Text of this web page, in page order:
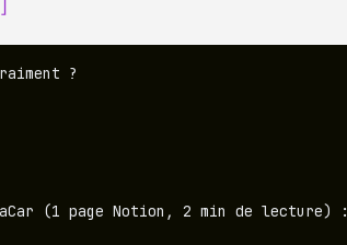
?
(1 page Notion, 2 min de lecture) :